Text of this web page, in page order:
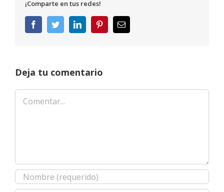
¡Comparte en tus redes!
FacebookTwitterLinkedInPinterestCorreo
electrónico
Deja tu comentario
Comentar